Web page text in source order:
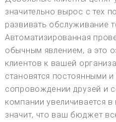
значительно вырос с тех
развивать обслуживание
Автоматизированная
обычным явлением, а это
клиентов к вашей
становятся постоянными
сопровождении друзей и
компании увеличивается в
значит, что ваш бюджет